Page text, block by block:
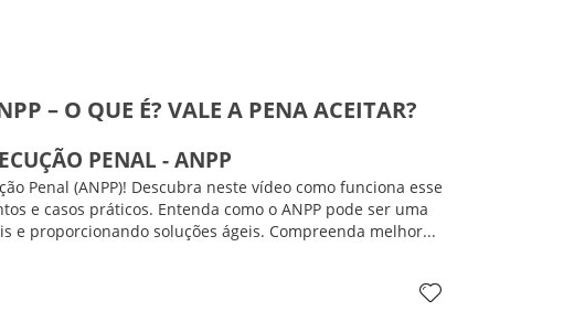
– O QUE É? VALE A PENA ACEITAR?
PENAL - ANPP
Penal (ANPP)! Descubra neste vídeo como funciona esse
e casos práticos. Entenda como o ANPP pode ser uma
e proporcionando soluções ágeis. Compreenda melhor...